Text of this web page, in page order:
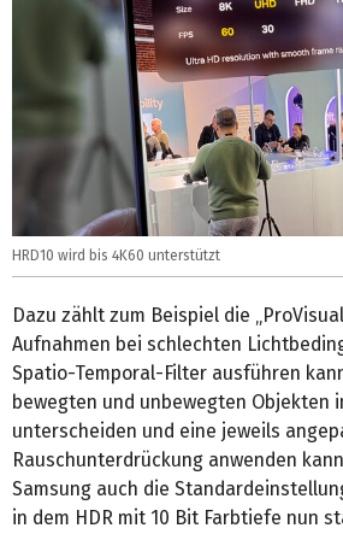
HRD10 wird bis 4K60 unterstützt
Dazu zählt zum Beispiel die
Aufnahmen bei schlechten
Spatio-Temporal-Filter ausführen
bewegten und unbewegten Objekten
unterscheiden und eine jeweils
Rauschunterdrückung anwenden
Samsung auch die
in dem HDR mit 10 Bit Farbtiefe nun